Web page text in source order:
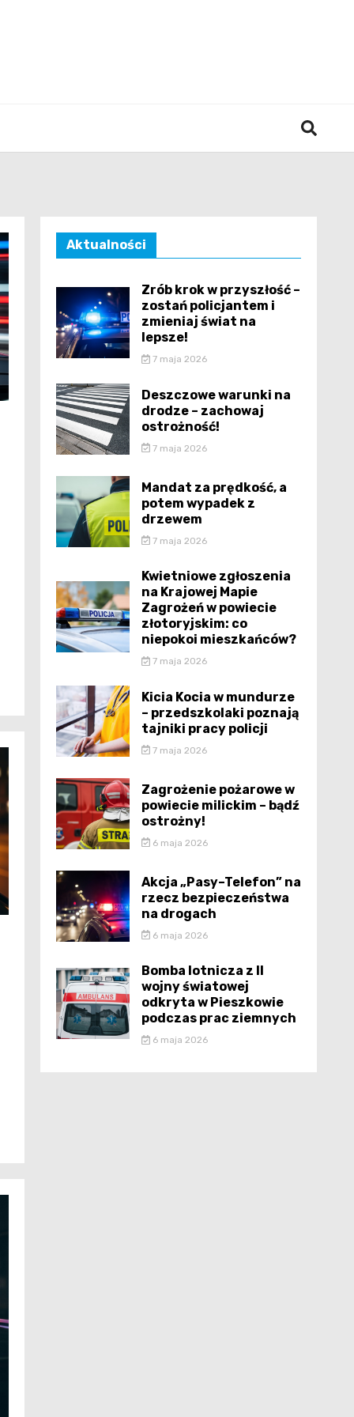
Aktualności
Zrób krok w przyszłość –
zostań policjantem i
zmieniaj świat na
lepsze!
7 maja 2026
Deszczowe warunki na
drodze – zachowaj
ostrożność!
7 maja 2026
Mandat za prędkość, a
potem wypadek z
drzewem
7 maja 2026
Kwietniowe zgłoszenia
na Krajowej Mapie
Zagrożeń w powiecie
złotoryjskim: co
niepokoi mieszkańców?
7 maja 2026
Kicia Kocia w mundurze
– przedszkolaki poznają
tajniki pracy policji
7 maja 2026
Zagrożenie pożarowe w
powiecie milickim – bądź
ostrożny!
6 maja 2026
Akcja „Pasy–Telefon” na
rzecz bezpieczeństwa
na drogach
6 maja 2026
Bomba lotnicza z II
wojny światowej
odkryta w Pieszkowie
podczas prac ziemnych
6 maja 2026